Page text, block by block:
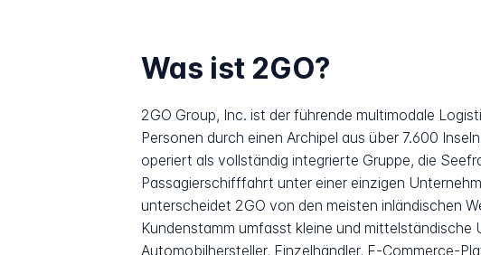
Was ist 2GO?
2GO Group, Inc. ist der führende multimodale
Personen durch einen Archipel aus über 7.600
operiert als vollständig integrierte Gruppe, die
Passagierschifffahrt unter einer einzigen
unterscheidet 2GO von den meisten inländischen
Kundenstamm umfasst kleine und
Automobilhersteller, Einzelhändler, E-Commerce-